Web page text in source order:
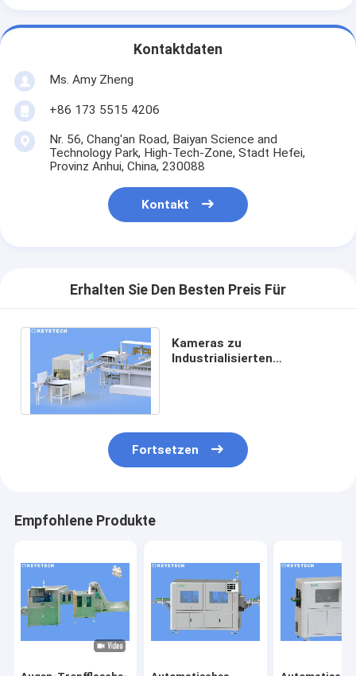
Kontaktdaten
Ms. Amy Zheng
+86 173 5515 4206
Nr. 56, Chang'an Road, Baiyan Science and
Technology Park, High-Tech-Zone, Stadt Hefei,
Provinz Anhui, China, 230088
Kontakt
Erhalten Sie Den Besten Preis Für
Kameras zu
Industrialisierten
Fortsetzen
Empfohlene Produkte